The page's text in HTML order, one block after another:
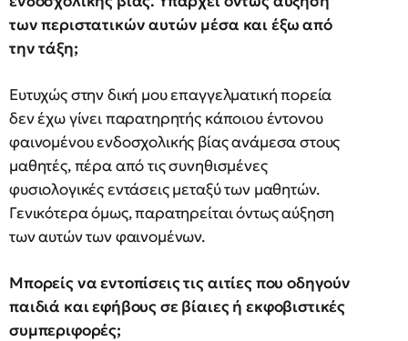
των περιστατικών αυτών μέσα και έξω από
την τάξη;
Ευτυχώς στην δική μου επαγγελματική πορεία
δεν έχω γίνει παρατηρητής κάποιου έντονου
φαινομένου ενδοσχολικής βίας ανάμεσα στους
μαθητές, πέρα από τις συνηθισμένες
φυσιολογικές εντάσεις μεταξύ των μαθητών.
Γενικότερα όμως, παρατηρείται όντως αύξηση
των αυτών των φαινομένων.
Μπορείς να εντοπίσεις τις αιτίες που οδηγούν
παιδιά και εφήβους σε βίαιες ή εκφοβιστικές
συμπεριφορές;